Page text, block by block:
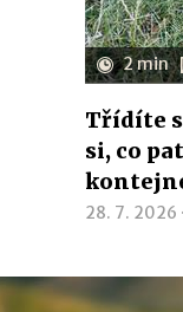
2 min
Třídíte
si, co
28. 7. 2026 ·